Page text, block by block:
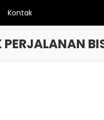
Kontak